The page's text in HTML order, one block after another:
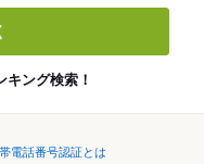
キング検索！
電話番号認証とは